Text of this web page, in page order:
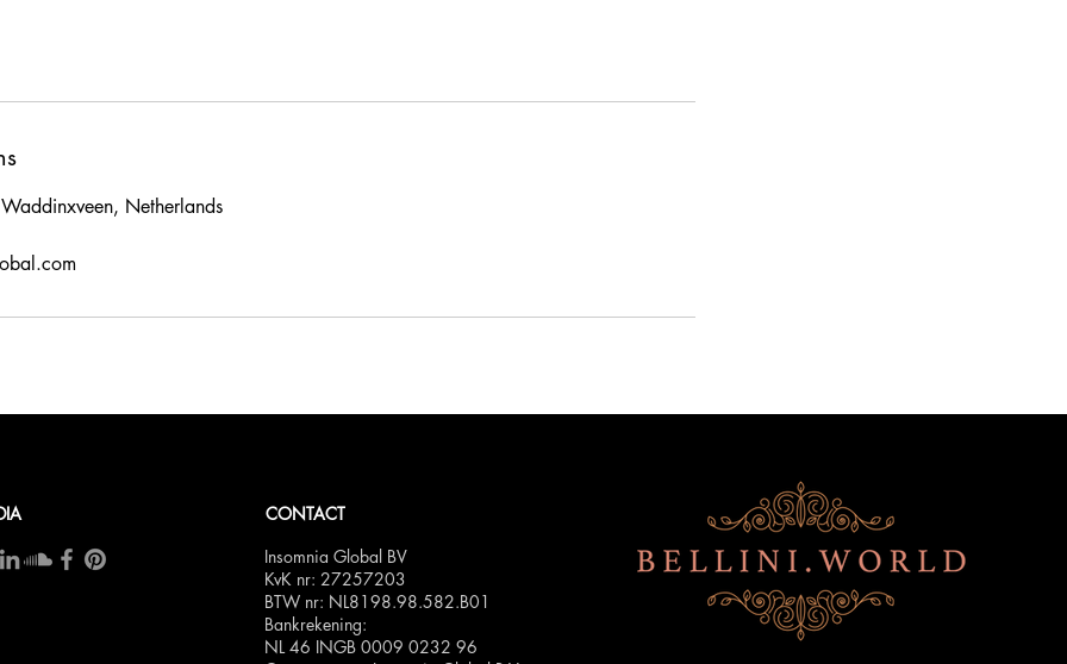
Netherlands
CONTACT
Insomnia Global BV
KvK nr: 27257203
BTW nr: NL8198.98.582.B01
Bankrekening:
NL 46 INGB 0009 0232 96